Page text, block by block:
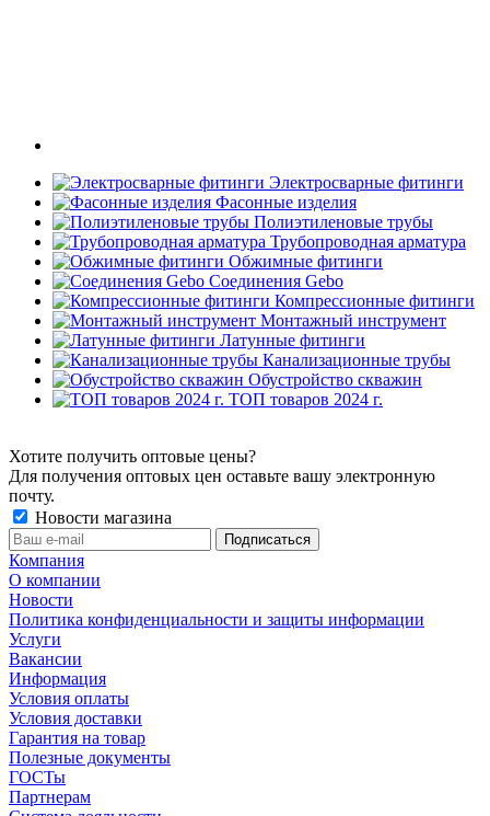
Электросварные фитинги
Фасонные изделия
Полиэтиленовые трубы
Трубопроводная арматура
Обжимные фитинги
Соединения Gebo
Компрессионные фитинги
Монтажный инструмент
Латунные фитинги
Канализационные трубы
Обустройство скважин
ТОП товаров 2024 г.
Хотите получить оптовые цены?
Для получения оптовых цен оставьте вашу электронную
почту.
Новости магазина
Компания
О компании
Новости
Политика конфиденциальности и защиты информации
Услуги
Вакансии
Информация
Условия оплаты
Условия доставки
Гарантия на товар
Полезные документы
ГОСТы
Партнерам